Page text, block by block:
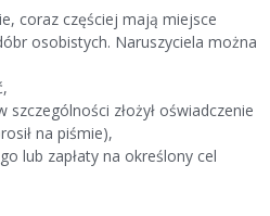
coraz częściej mają miejsce
osobistych. Naruszyciela można
złożył oświadczenie
na piśmie),
lub zapłaty na określony cel